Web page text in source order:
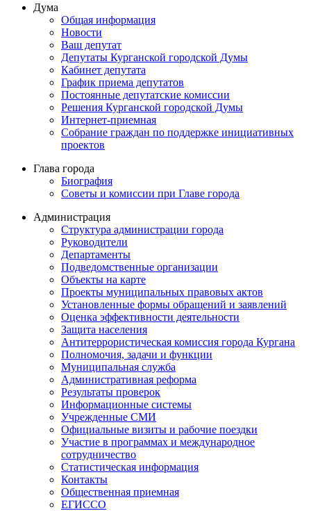
Дума
Общая информация
Новости
Ваш депутат
Депутаты Курганской городской Думы
Кабинет депутата
График приема депутатов
Постоянные депутатские комиссии
Решения Курганской городской Думы
Интернет-приемная
Собрание граждан по поддержке инициативных
проектов
Глава города
Биография
Советы и комиссии при Главе города
Администрация
Структура администрации города
Руководители
Департаменты
Подведомственные организации
Объекты на карте
Проекты муниципальных правовых актов
Установленные формы обращений и заявлений
Оценка эффективности деятельности
Защита населения
Антитеррористическая комиссия города Кургана
Полномочия, задачи и функции
Муниципальная служба
Административная реформа
Результаты проверок
Информационные системы
Учрежденные СМИ
Официальные визиты и рабочие поездки
Участие в программах и международное
сотрудничество
Статистическая информация
Контакты
Общественная приемная
ЕГИССО